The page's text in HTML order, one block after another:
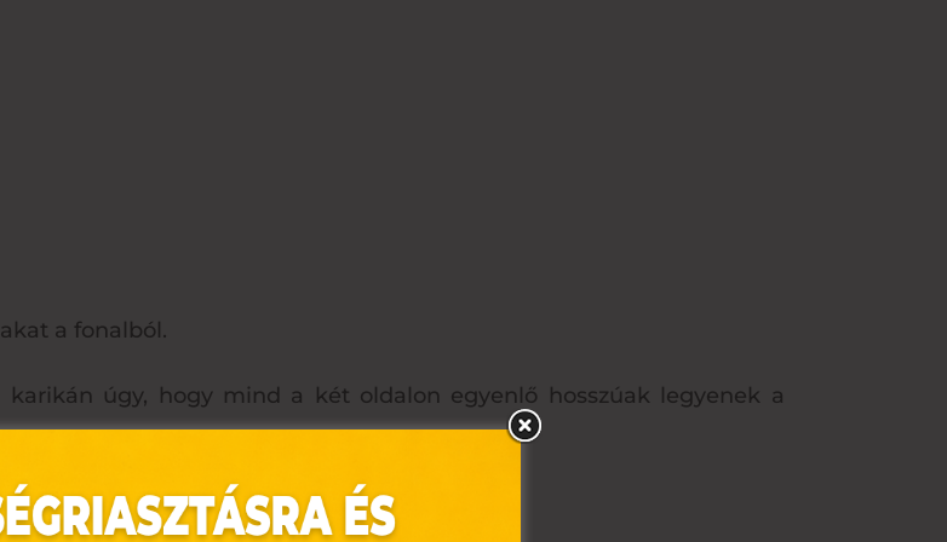
a fonalból.
úgy, hogy mind a két oldalon egyenlő hosszúak legyenek a
fogjuk össze.